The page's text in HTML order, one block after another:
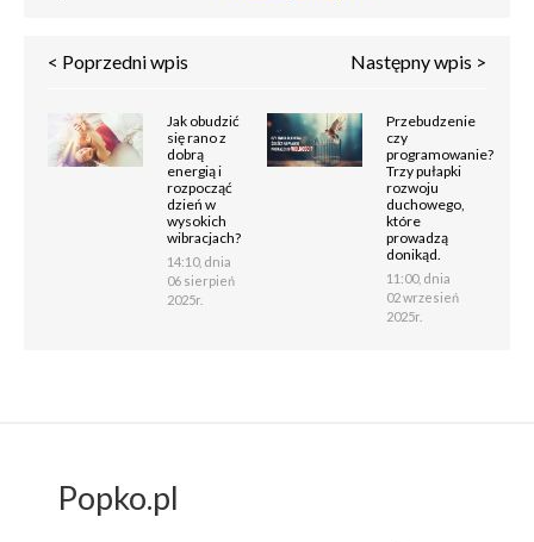
< Poprzedni wpis Następny wpis >
Jak obudzić
się rano z
dobrą
energią i
rozpocząć
dzień w
wysokich
wibracjach?
14:10, dnia
06 sierpień
2025r.
Przebudzenie
czy
programowanie?
Trzy pułapki
rozwoju
duchowego,
które
prowadzą
donikąd.
11:00, dnia
02 wrzesień
2025r.
Popko.pl